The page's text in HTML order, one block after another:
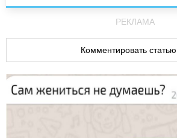
РЕКЛАМА
Комментировать